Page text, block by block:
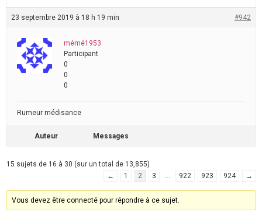
23 septembre 2019 à 18 h 19 min #942
mémé1953
Participant
0
0
0
Rumeur médisance
Auteur Messages
15 sujets de 16 à 30 (sur un total de 13,855)
←
1 2 3 … 922 923 924 →
Vous devez être connecté pour répondre à ce sujet.